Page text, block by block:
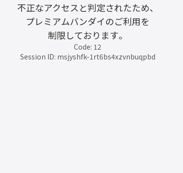
不正なアクセスと判定されたため、
プレミアムバンダイのご利用を
制限しております。
Code: 12
Session ID: msjyshfk-1rt6bs4xzvnbuqpbd